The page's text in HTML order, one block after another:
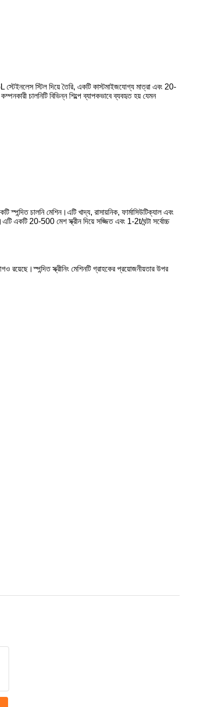
স্টেইনলেস স্টিল দিয়ে তৈরি, একটি কাস্টমাইজযোগ্য মাত্রা এবং 20-
চালনিটি বিভিন্ন শিল্পে ব্যাপকভাবে ব্যবহৃত হয় যেমন
চালনি মেশিন।এটি খাদ্য, রাসায়নিক, ফার্মাসিউটিক্যাল এবং
একটি 20-500 মেশ স্ক্রীন দিয়ে সজ্জিত এবং 1-2t/ঘন্টা সর্বোচ্চ
রয়েছে।স্পন্দিত স্ক্রীনিং মেশিনটি গ্রাহকের প্রয়োজনীয়তার উপর